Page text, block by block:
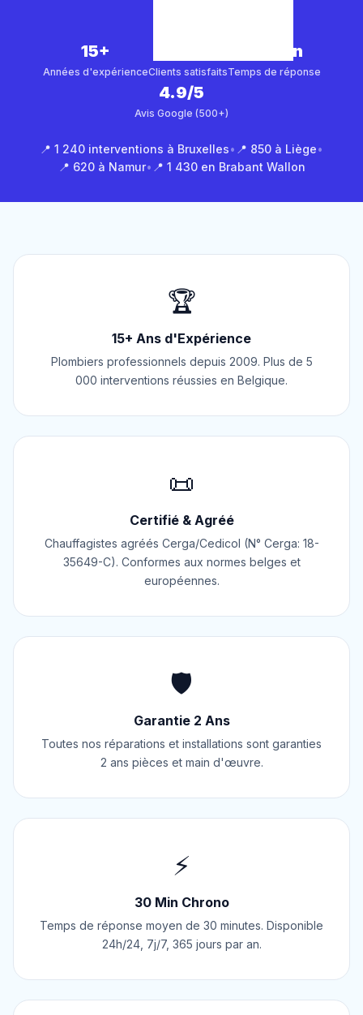
15+
Années d'expérienceClients satisfaits
30 min
Temps de réponse
4.9/5
Avis Google (500+)
📍 1 240 interventions à Bruxelles• 📍 850 à Liège•
📍 620 à Namur• 📍 1 430 en Brabant Wallon
🏆
15+ Ans d'Expérience
Plombiers professionnels depuis 2009. Plus de 5
000 interventions réussies en Belgique.
📜
Certifié & Agréé
Chauffagistes agréés Cerga/Cedicol (N° Cerga: 18-
35649-C). Conformes aux normes belges et
européennes.
🛡️
Garantie 2 Ans
Toutes nos réparations et installations sont garanties
2 ans pièces et main d'œuvre.
⚡
30 Min Chrono
Temps de réponse moyen de 30 minutes. Disponible
24h/24, 7j/7, 365 jours par an.